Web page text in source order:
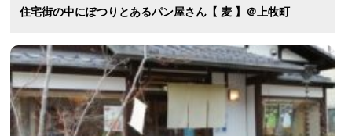
住宅街の中にぽつりとあるパン屋さん【 麦 】＠上牧町